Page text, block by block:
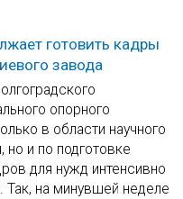
готовить кадры
завода
опорного
в области научного
но и по подготовке
для нужд интенсивно
на минувшей неделе